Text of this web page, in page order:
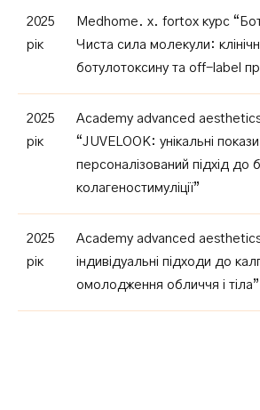
2025
рік
Medhome. x. fortox курс
Чиста сила молекули:
ботулотоксину та off-label
2025
рік
Academy advanced
“JUVELOOK: унікальні
персоналізований підхід до
колагеностимуліції”
2025
рік
Academy advanced
індивідуальні підходи до
омолодження обличчя і тіла”